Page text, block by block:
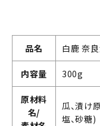
品名 白鹿 奈
内容量 300g
原材料
名/
瓜、漬け
塩、砂糖)